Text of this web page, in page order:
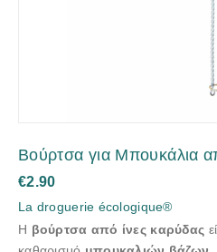
Βούρτσα για Μπουκάλια
€2.90
La droguerie écologique®
Η βούρτσα από ίνες καρύδας